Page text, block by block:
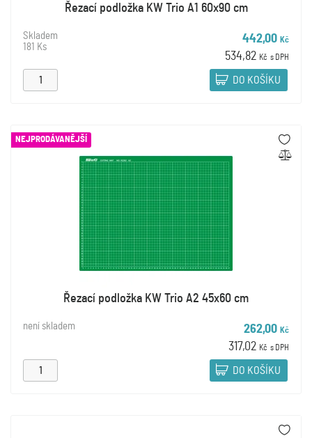
Řezací podložka KW Trio A1 60x90 cm
Skladem
181 Ks
442,00 Kč
534,82 Kč s DPH
DO KOŠÍKU
NEJPRODÁVANĚJŠÍ
Řezací podložka KW Trio A2 45x60 cm
není skladem 262,00 Kč
317,02 Kč s DPH
DO KOŠÍKU